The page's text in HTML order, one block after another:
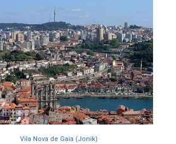
Vila Nova de Gaia (Jonik)